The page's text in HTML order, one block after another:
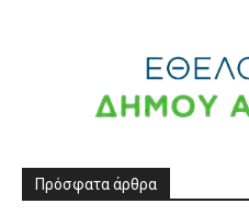
Πρόσφατα άρθρα